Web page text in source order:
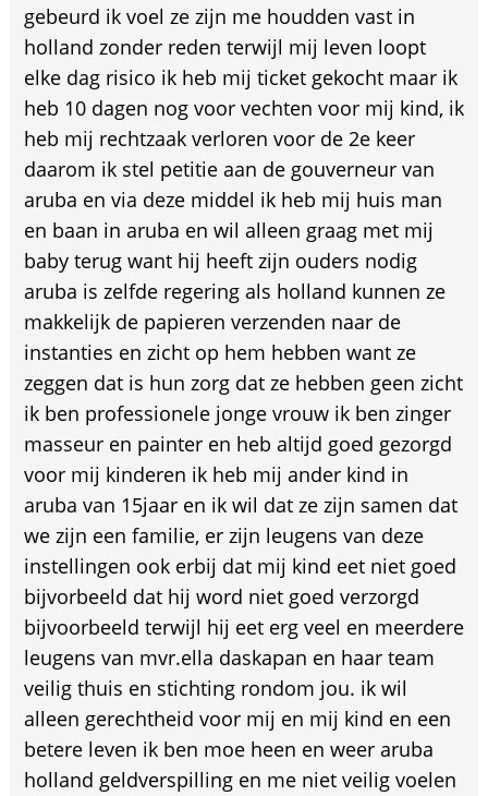
gebeurd ik voel ze zijn me houdden vast in
holland zonder reden terwijl mij leven loopt
elke dag risico ik heb mij ticket gekocht maar ik
heb 10 dagen nog voor vechten voor mij kind, ik
heb mij rechtzaak verloren voor de 2e keer
daarom ik stel petitie aan de gouverneur van
aruba en via deze middel ik heb mij huis man
en baan in aruba en wil alleen graag met mij
baby terug want hij heeft zijn ouders nodig
aruba is zelfde regering als holland kunnen ze
makkelijk de papieren verzenden naar de
instanties en zicht op hem hebben want ze
zeggen dat is hun zorg dat ze hebben geen zicht
ik ben professionele jonge vrouw ik ben zinger
masseur en painter en heb altijd goed gezorgd
voor mij kinderen ik heb mij ander kind in
aruba van 15jaar en ik wil dat ze zijn samen dat
we zijn een familie, er zijn leugens van deze
instellingen ook erbij dat mij kind eet niet goed
bijvorbeeld dat hij word niet goed verzorgd
bijvoorbeeld terwijl hij eet erg veel en meerdere
leugens van mvr.ella daskapan en haar team
veilig thuis en stichting rondom jou. ik wil
alleen gerechtheid voor mij en mij kind en een
betere leven ik ben moe heen en weer aruba
holland geldverspilling en me niet veilig voelen